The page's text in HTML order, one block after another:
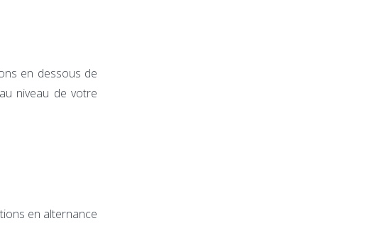
en dessous de
niveau de votre
en alternance